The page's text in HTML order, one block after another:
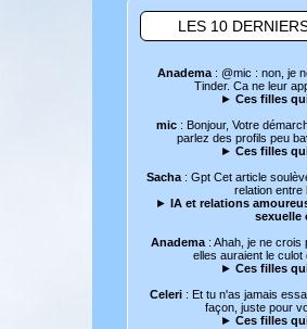
LES 10
Anadema : @mic : non, je
Tinder. Ca ne leur
► Ces filles
mic: Bonjour, Votre
parlez des profils peu
► Ces filles
Sacha: Gpt Cet article
relation entre
► IA et relations
sexuelle
Anadema : Ahah, je ne
elles auraient le
► Ces filles
Celeri: Et tu n'as jamais
façon, juste pour
► Ces filles